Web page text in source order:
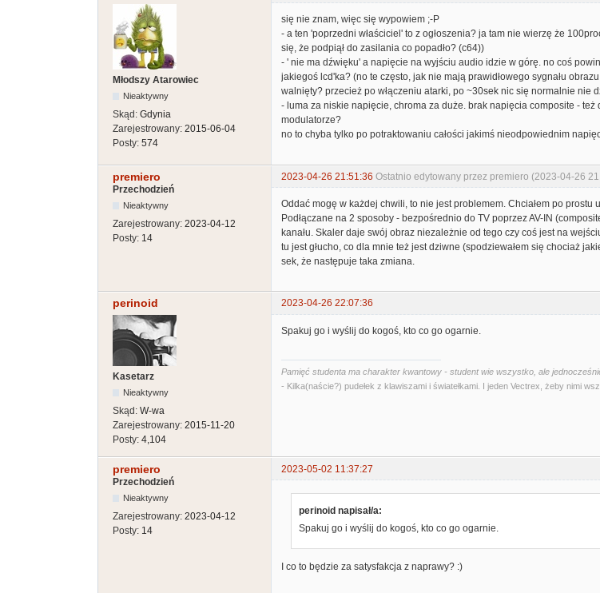
Młodszy Atarowiec
Nieaktywny
Skąd: Gdynia
Zarejestrowany: 2015-06-04
Posty: 574
się nie znam, więc się wypowiem ;-P
- a ten 'poprzedni właściciel' to z ogłoszenia? ja tam nie wierzę że
się, że podpiął do zasilania co popadło? (c64))
- ' nie ma dźwięku' a napięcie na wyjściu audio idzie w górę. no coś
jakiegoś lcd'ka? (no te często, jak nie mają prawidłowego sygnału
walnięty? przecież po włączeniu atarki, po ~30sek nic się normalnie nie
- luma za niskie napięcie, chroma za duże. brak napięcia composite -
modulatorze?
no to chyba tylko po potraktowaniu całości jakimś nieodpowiednim
premiero 2023-04-26 21:51:36 Ostatnio edytowany przez premiero (2023-04-26
Przechodzień
Nieaktywny
Zarejestrowany: 2023-04-12
Posty: 14
Oddać mogę w każdej chwili, to nie jest problemem. Chciałem po prostu
Podłączane na 2 sposoby - bezpośrednio do TV poprzez AV-IN
kanału. Skaler daje swój obraz niezależnie od tego czy coś jest na
tu jest głucho, co dla mnie też jest dziwne (spodziewałem się chociaż
sek, że następuje taka zmiana.
perinoid 2023-04-26 22:07:36
Kasetarz
Nieaktywny
Skąd: W-wa
Zarejestrowany: 2015-11-20
Posty: 4,104
Spakuj go i wyślij do kogoś, kto co go ogarnie.
Pamięć studenta ma charakter kwantowy - student wie wszystko, ale
- Kilka(naście?) pudełek z klawiszami i światełkami. I jeden Vectrex, żeby nimi
premiero
2023-05-02 11:37:27
Przechodzień
Nieaktywny
Zarejestrowany: 2023-04-12
Posty: 14
perinoid napisał/a:
Spakuj go i wyślij do kogoś, kto co go ogarnie.
I co to będzie za satysfakcja z naprawy? :)